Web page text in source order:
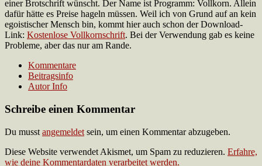
einer Brotschrift wünscht. Der Name ist Programm: Vollkorn. Allein
dafür hätte es Preise hageln müssen. Weil ich von Grund auf an kein
egoistischer Mensch bin, kommt hier auch schon der Download-
Link: Kostenlose Vollkornschrift. Bei der Verwendung gab es keine
Probleme, aber das nur am Rande.
Kommentare
Beitragsinfo
Autor Info
Schreibe einen Kommentar
Du musst angemeldet sein, um einen Kommentar abzugeben.
Diese Website verwendet Akismet, um Spam zu reduzieren. Erfahre,
wie deine Kommentardaten verarbeitet werden.